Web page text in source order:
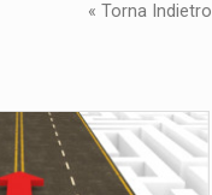
« Torna Indietro